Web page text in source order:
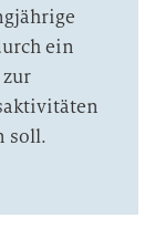
ein
soll.